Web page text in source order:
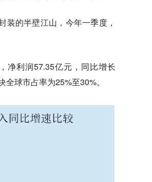
装的半壁江山，今年一季度，
净利润57.35亿元，同比增长
球市占率为25%至30%。